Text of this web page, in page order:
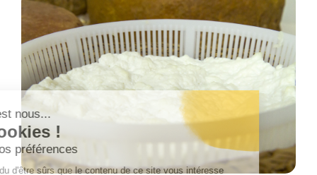
Salut c'est nous...
les Cookies !
Gérez vos préférences
On a attendu d'être sûrs que le contenu de ce site vous intéresse